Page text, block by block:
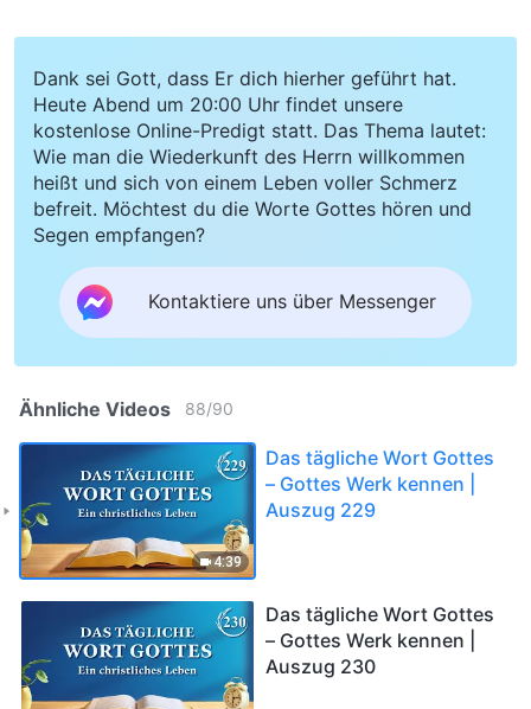
Dank sei Gott, dass Er dich hierher geführt hat.
Heute Abend um 20:00 Uhr findet unsere
kostenlose Online-Predigt statt. Das Thema lautet:
Wie man die Wiederkunft des Herrn willkommen
heißt und sich von einem Leben voller Schmerz
befreit. Möchtest du die Worte Gottes hören und
Segen empfangen?
Kontaktiere uns über Messenger
Ähnliche Videos 88/90
4:39
Das tägliche Wort Gottes
– Gottes Werk kennen |
Auszug 229
Das tägliche Wort Gottes
– Gottes Werk kennen |
Auszug 230